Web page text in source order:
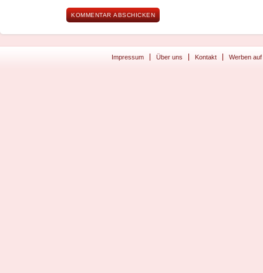
Impressum Über uns Kontakt Werben